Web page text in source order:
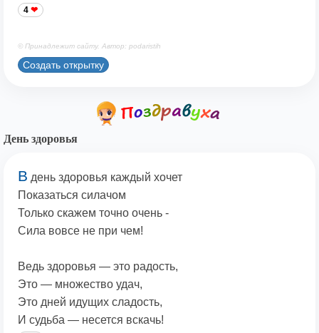
4
© Принадлежит сайту. Автор: podaristih
Создать открытку
День здоровья
В день здоровья каждый хочет
Показаться силачом
Только скажем точно очень -
Сила вовсе не при чем!
Ведь здоровья — это радость,
Это — множество удач,
Это дней идущих сладость,
И судьба — несется вскачь!